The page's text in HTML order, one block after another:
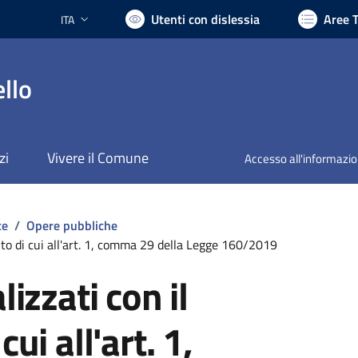
Lingua attiva:
ITA Utenti con dislessia Aree
Vivere il Comune Accesso
/ Opere pubbliche
di cui all'art. 1, comma 29 della Legge 160/2019
con il
all'art. 1,